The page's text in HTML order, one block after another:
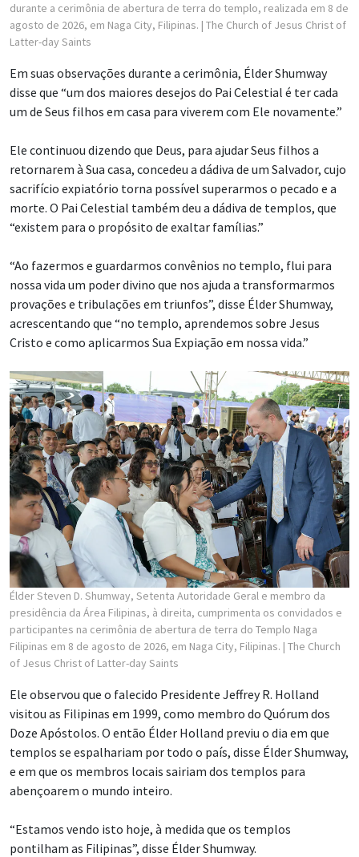
durante a cerimônia de abertura de terra do templo, realizada em 8 de
agosto de 2026, em Naga City, Filipinas. | The Church of Jesus Christ of
Latter-day Saints
Em suas observações durante a cerimônia, Élder Shumway
disse que “um dos maiores desejos do Pai Celestial é ter cada
um de Seus filhos em casa para viverem com Ele novamente.”
Ele continuou dizendo que Deus, para ajudar Seus filhos a
retornarem à Sua casa, concedeu a dádiva de um Salvador, cujo
sacrifício expiatório torna possível superarmos o pecado e a
morte. O Pai Celestial também deu a dádiva de templos, que
“existem para o propósito de exaltar famílias.”
“Ao fazermos e guardarmos convênios no templo, flui para
nossa vida um poder divino que nos ajuda a transformarmos
provações e tribulações em triunfos”, disse Élder Shumway,
acrescentando que “no templo, aprendemos sobre Jesus
Cristo e como aplicarmos Sua Expiação em nossa vida.”
Élder Steven D. Shumway, Setenta Autoridade Geral e membro da
presidência da Área Filipinas, à direita, cumprimenta os convidados e
participantes na cerimônia de abertura de terra do Templo Naga
Filipinas em 8 de agosto de 2026, em Naga City, Filipinas. | The Church
of Jesus Christ of Latter-day Saints
Ele observou que o falecido Presidente Jeffrey R. Holland
visitou as Filipinas em 1999, como membro do Quórum dos
Doze Apóstolos. O então Élder Holland previu o dia em que
templos se espalhariam por todo o país, disse Élder Shumway,
e em que os membros locais sairiam dos templos para
abençoarem o mundo inteiro.
“Estamos vendo isto hoje, à medida que os templos
pontilham as Filipinas”, disse Élder Shumway.